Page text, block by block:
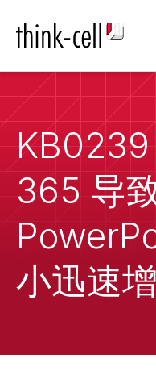
365 导
小迅速